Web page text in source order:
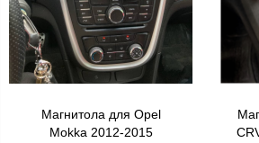
Магнитола для Opel
Mokka 2012-2015